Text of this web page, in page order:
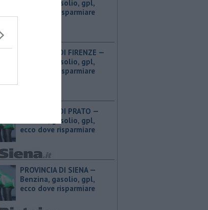
Benzina, gasolio, gpl,
ecco dove risparmiare
PROVINCIA DI FIRENZE — ​
Benzina, gasolio, gpl,
ecco dove risparmiare
PROVINCIA DI PRATO — ​
Benzina, gasolio, gpl,
ecco dove risparmiare
PROVINCIA DI SIENA — ​
Benzina, gasolio, gpl,
ecco dove risparmiare